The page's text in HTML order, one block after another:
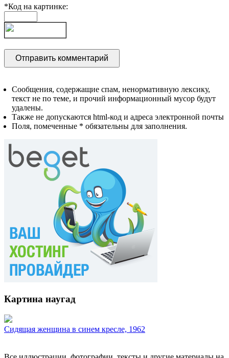
*Код на картинке:
Сообщения, содержащие спам, ненормативную лексику,
текст не по теме, и прочий информационный мусор будут
удалены.
Также не допускаются html-код и адреса электронной почты
Поля, помеченные * обязательны для заполнения.
Картина наугад
Сидящая женщина в синем кресле, 1962